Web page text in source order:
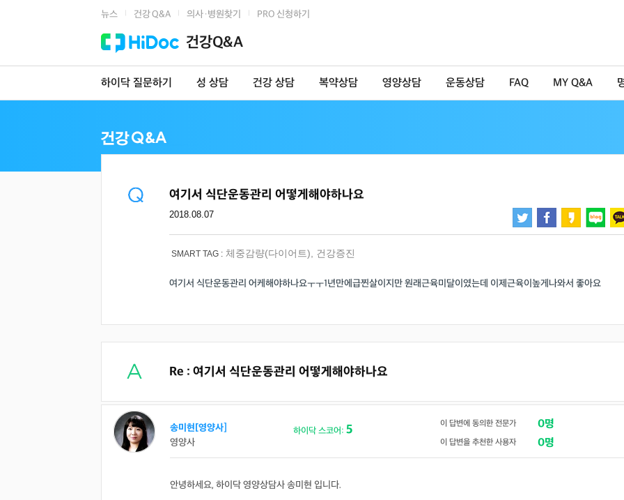
뉴스 건강 Q&A 의사·병원찾기 PRO 신청하기
건강Q&A
하이닥 질문하기 성 상담 건강 상담 복약상담 영양상담 운동상담 FAQ MY Q&A
여기서 식단운동관리 어떻게해야하나요
2018.08.07
SMART TAG : 체중감량(다이어트) 건강증진
여기서 식단운동관리 어케해야하나요ㅜㅜ1년만에급찐살이지만 원래근육미달이였는데 이제근육이높게나와서 좋아요
Re : 여기서 식단운동관리 어떻게해야하나요
송미현[영양사]
영양사
하이닥 스코어: 5 이 답변에 동의한 전문가 0명
이 답변을 추천한 사용자 0명
안녕하세요, 하이닥 영양상담사 송미현 입니다.